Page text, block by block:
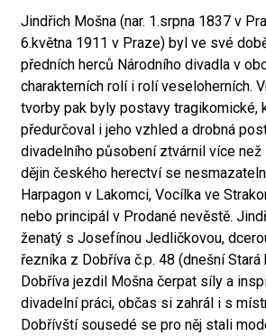
Jindřich Mošna (nar. 1.srpna 1837 v
6.května 1911 v Praze) byl ve své
předních herců Národního divadla v
charakterních rolí i rolí veseloherních.
tvorby pak byly postavy tragikomické,
předurčoval i jeho vzhled a drobná
divadelního působení ztvárnil více
dějin českého herectví se
Harpagon v Lakomci, Vocílka ve
nebo principál v Prodané nevěstě.
ženatý s Josefínou Jedličkovou,
řezníka z Dobříva č.p. 48 (dnešní Stará
Dobříva jezdil Mošna čerpat síly a
divadelní práci, občas si zahrál i s
Dobřívští sousedé se pro něj stali